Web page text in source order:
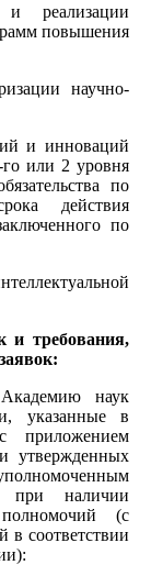
реализации
повышения
научно-
и инноваций
или 2 уровня
по
действия
по
и требования,
наук
указанные в
приложением
утвержденных
при наличии
(с
в соответствии